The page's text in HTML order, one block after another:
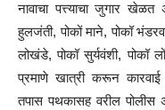
नावाचा पत्त्याचा जुगार खेळत
हुलजंती, पोकों माने, पोकॉ
लोखंडे, पोकॉ सुर्यवंशी, पोकॉ
प्रमाणे खात्री करून
तपास पथकासह वरील पोलीस